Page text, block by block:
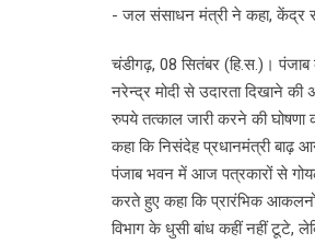
- जल संसाधन मंत्री ने कहा, केंद्र
चंडीगढ़, 08 सितंबर (हि.स.)।
नरेन्द्र मोदी से उदारता दिखाने
रुपये तत्काल जारी करने की
कहा कि निसंदेह प्रधानमंत्री बाढ़
पंजाब भवन में आज पत्रकारों से
करते हुए कहा कि प्रारंभिक
विभाग के धुसी बांध कहीं नहीं टूटे,